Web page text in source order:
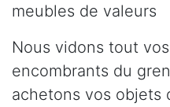
meubles de valeurs
Nous vidons tout
encombrants du
achetons vos objets